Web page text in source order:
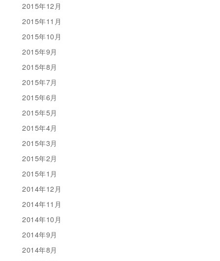
2015年12月
2015年11月
2015年10月
2015年9月
2015年8月
2015年7月
2015年6月
2015年5月
2015年4月
2015年3月
2015年2月
2015年1月
2014年12月
2014年11月
2014年10月
2014年9月
2014年8月